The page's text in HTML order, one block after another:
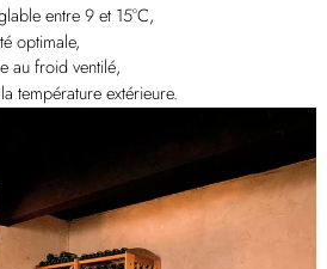
entre 9 et 15°C,
optimale,
au froid ventilé,
température extérieure.